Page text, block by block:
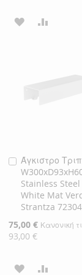
ΠΡΟΣΘΉΚΗ
Άγκιστρο
Stainless Steel
White Mat
Strantza
Ειδική
Τιμή
75,00 € Κανονική
93,00 €
Προσθήκη
στο
Καλάθι
ΠΡΟΣΘΉΚΗ